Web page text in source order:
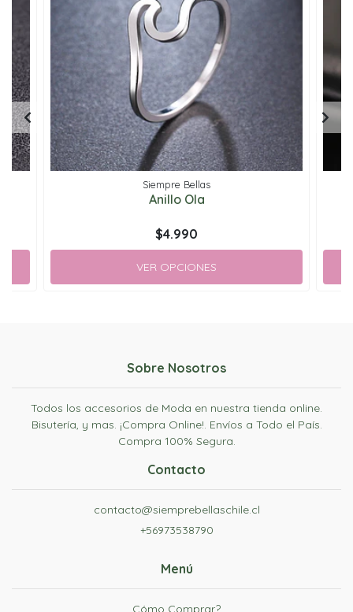
Siempre Bellas
Anillo Ola
$4.990
VER OPCIONES
Sobre Nosotros
Todos los accesorios de Moda en nuestra tienda online.
Bisutería, y mas. ¡Compra Online!. Envíos a Todo el País.
Compra 100% Segura.
Contacto
contacto@siemprebellaschile.cl
+56973538790
Menú
Cómo Comprar?